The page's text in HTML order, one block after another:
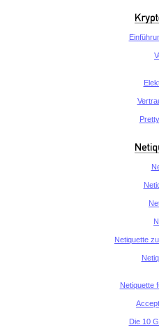
Netiquette
Netiquette
Die 10